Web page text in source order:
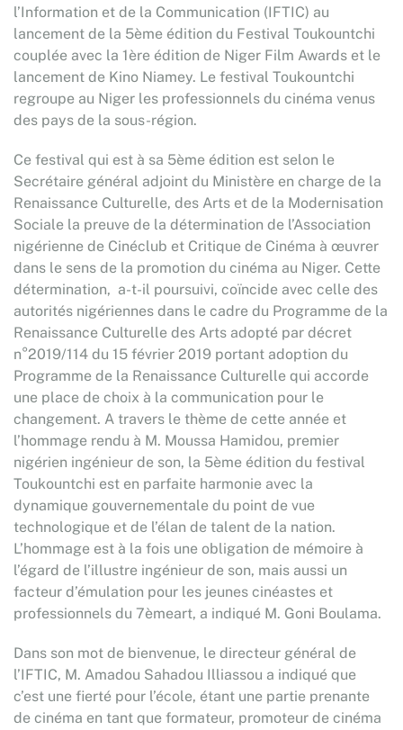
l’Information et de la Communication (IFTIC) au
lancement de la 5ème édition du Festival Toukountchi
couplée avec la 1ère édition de Niger Film Awards et le
lancement de Kino Niamey. Le festival Toukountchi
regroupe au Niger les professionnels du cinéma venus
des pays de la sous-région.
Ce festival qui est à sa 5ème édition est selon le
Secrétaire général adjoint du Ministère en charge de la
Renaissance Culturelle, des Arts et de la Modernisation
Sociale la preuve de la détermination de l’Association
nigérienne de Cinéclub et Critique de Cinéma à œuvrer
dans le sens de la promotion du cinéma au Niger. Cette
détermination, a-t-il poursuivi, coïncide avec celle des
autorités nigériennes dans le cadre du Programme de la
Renaissance Culturelle des Arts adopté par décret
n°2019/114 du 15 février 2019 portant adoption du
Programme de la Renaissance Culturelle qui accorde
une place de choix à la communication pour le
changement. A travers le thème de cette année et
l’hommage rendu à M. Moussa Hamidou, premier
nigérien ingénieur de son, la 5ème édition du festival
Toukountchi est en parfaite harmonie avec la
dynamique gouvernementale du point de vue
technologique et de l’élan de talent de la nation.
L’hommage est à la fois une obligation de mémoire à
l’égard de l’illustre ingénieur de son, mais aussi un
facteur d’émulation pour les jeunes cinéastes et
professionnels du 7èmeart, a indiqué M. Goni Boulama.
Dans son mot de bienvenue, le directeur général de
l’IFTIC, M. Amadou Sahadou Illiassou a indiqué que
c’est une fierté pour l’école, étant une partie prenante
de cinéma en tant que formateur, promoteur de cinéma